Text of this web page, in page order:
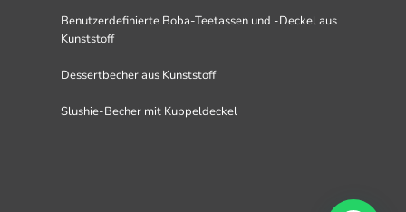
Benutzerdefinierte Boba-Teetassen und -Deckel aus
Kunststoff
Dessertbecher aus Kunststoff
Slushie-Becher mit Kuppeldeckel